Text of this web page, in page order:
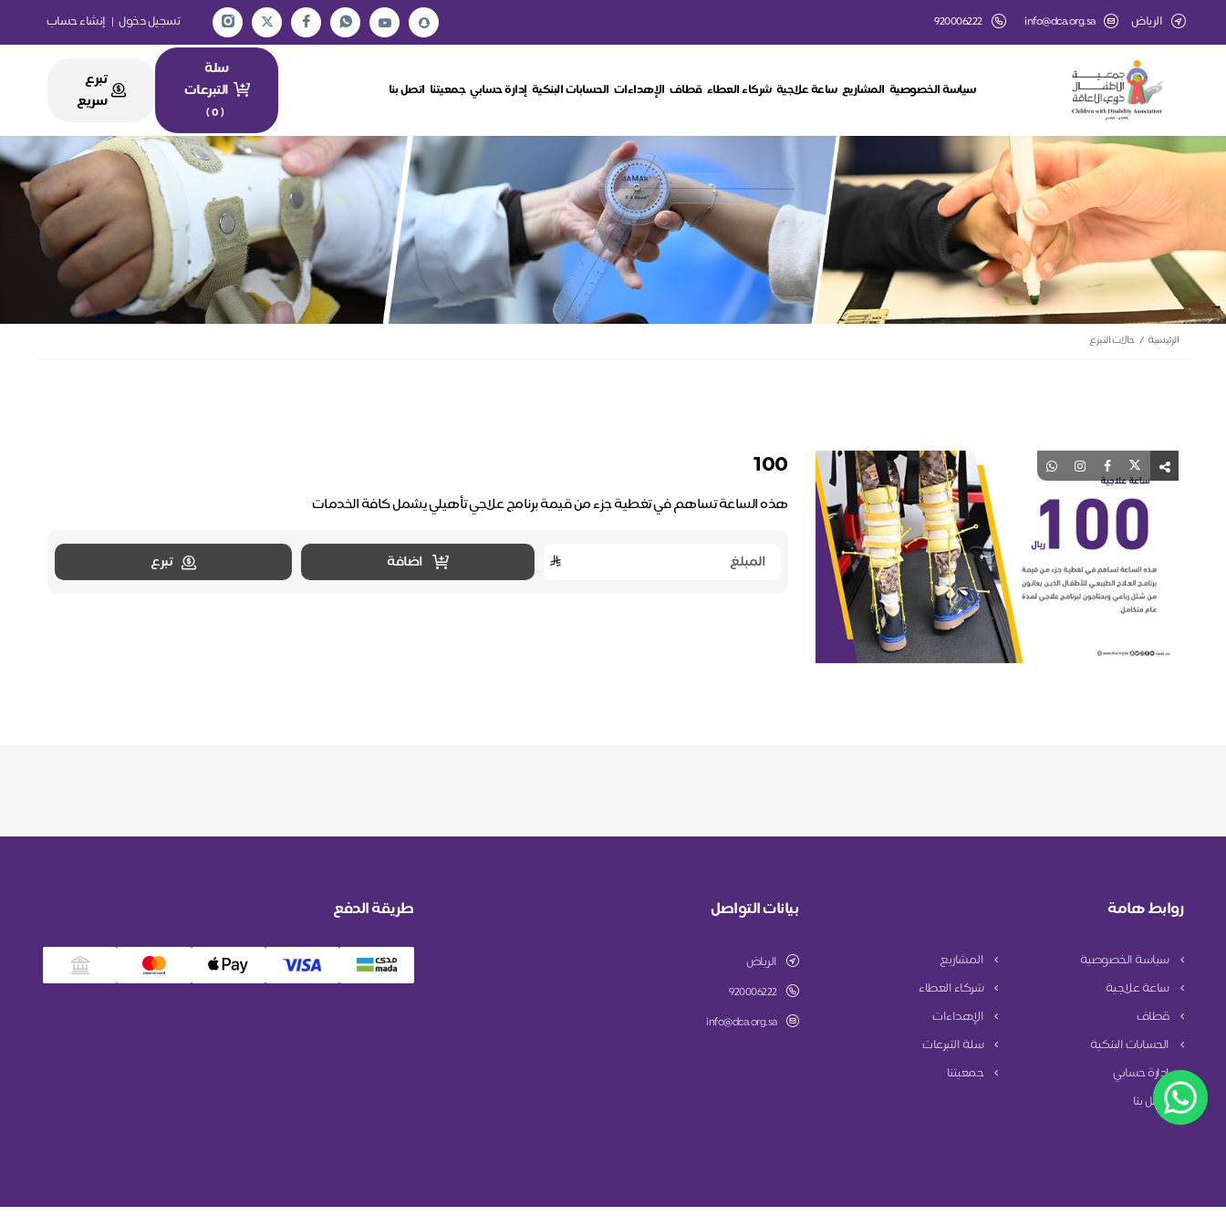
الرياض info@dca.org.sa
920006222 تسجيل دخول | إنشاء حساب
سياسة الخصوصية المشاريع ساعة علاجية شركاء العطاء قطاف الإهداءات الحسابات البنكية إدارة حسابي جمعيتنا اتصل بنا
سلة
التبرعات
(
0
)
تبرع
سريع
الرئيسية حالات التبرع
100
هذه الساعة تساهم في تغطية جزء من قيمة برنامج علاجي تأهيلي يشمل كافة الخدمات
اضافة تبرع
روابط هامة
سياسة الخصوصية
المشاريع
ساعة علاجية
شركاء العطاء
قطاف
الإهداءات
الحسابات البنكية
سلة التبرعات
إدارة حسابي
جمعيتنا
اتصل بنا
بيانات التواصل
الرياض
920006222
info@dca.org.sa
طريقة الدفع